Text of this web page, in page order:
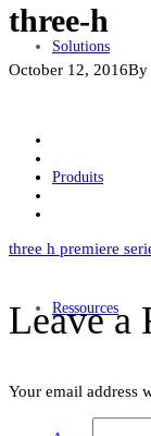
Solutions
Produits
Ressources
three-h
October 12, 2016By
Post
three h premiere
Leave a
Your email address